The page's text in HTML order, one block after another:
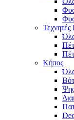
Τεχνητές
Κήπος